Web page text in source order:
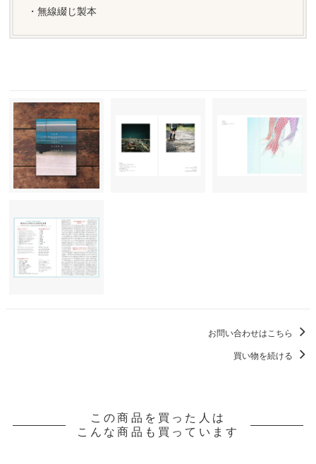
・無線綴じ製本
お問い合わせはこちら
買い物を続ける
この商品を買った人は
こんな商品も買っています